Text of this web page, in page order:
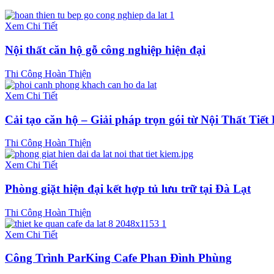
Xem Chi Tiết
Nội thất căn hộ gỗ công nghiệp hiện đại
Thi Công Hoàn Thiện
Xem Chi Tiết
Cải tạo căn hộ – Giải pháp trọn gói từ Nội Thất Tiết
Thi Công Hoàn Thiện
Xem Chi Tiết
Phòng giặt hiện đại kết hợp tủ lưu trữ tại Đà Lạt
Thi Công Hoàn Thiện
Xem Chi Tiết
Công Trình ParKing Cafe Phan Đình Phùng